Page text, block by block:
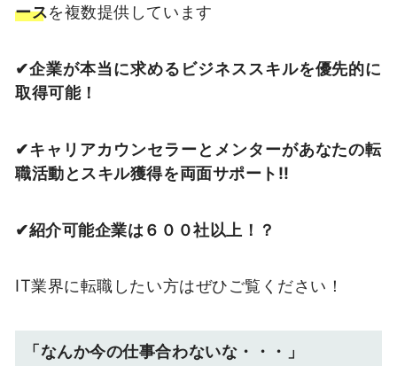
ースを複数提供しています
✔︎︎︎企業が本当に求めるビジネススキルを優先的に
取得可能！
✔︎︎︎︎キャリアカウンセラーとメンターがあなたの転
職活動とスキル獲得を両面サポート‼
✔︎︎︎紹介可能企業は６００社以上！？
IT業界に転職したい方はぜひご覧ください！
「なんか今の仕事合わないな・・・」